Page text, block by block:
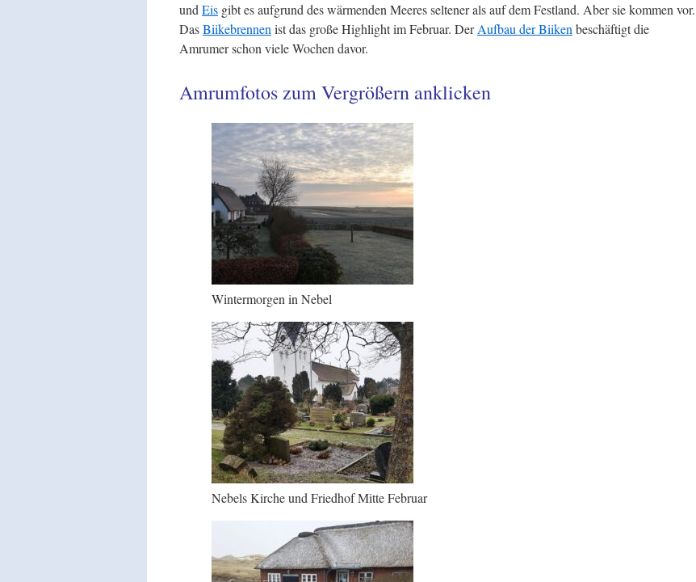
und Eis gibt es aufgrund des wärmenden Meeres seltener als auf dem Festland. Aber sie kommen vor.
DasBiikebrennen ist das große Highlight im Februar. DerAufbau der Biiken beschäftigt die
Amrumer schon viele Wochen davor.
Amrumfotos zum Vergrößern anklicken
Wintermorgen in Nebel
Nebels Kirche und Friedhof Mitte Februar